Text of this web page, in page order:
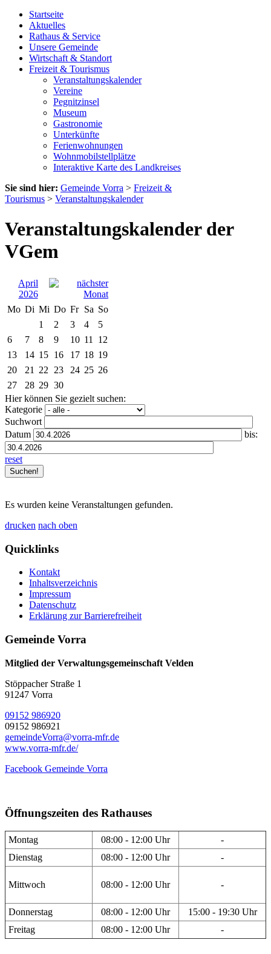
Startseite
Aktuelles
Rathaus & Service
Unsere Gemeinde
Wirtschaft & Standort
Freizeit & Tourismus
Veranstaltungskalender
Vereine
Pegnitzinsel
Museum
Gastronomie
Unterkünfte
Ferienwohnungen
Wohnmobilstellplätze
Interaktive Karte des Landkreises
Sie sind hier: Gemeinde Vorra > Freizeit &
Tourismus > Veranstaltungskalender
Veranstaltungskalender der
VGem
April
2026
Mo Di Mi Do Fr Sa So
1
2 3 4
5
6
7 8 9 10 11
12
13
14 15 16 17 18 19
20
21 22 23 24 25 26
27
28 29 30
Hier können Sie gezielt suchen:
Kategorie
Suchwort
Datum
bis:
reset
Es wurden keine Veranstaltungen gefunden.
drucken nach oben
Quicklinks
Kontakt
Inhaltsverzeichnis
Impressum
Datenschutz
Erklärung zur Barrierefreiheit
Gemeinde Vorra
Mitglied der Verwaltungsgemeinschaft Velden
Stöppacher Straße 1
91247 Vorra
09152 986920
09152 986921
gemeindeVorra@vorra-mfr.de
www.vorra-mfr.de/
Facebook Gemeinde Vorra
Öffnungszeiten des Rathauses
Montag 08:00 - 12:00 Uhr
-
Dienstag
08:00 - 12:00 Uhr -
Mittwoch 08:00 - 12:00 Uhr -
Donnerstag 08:00 - 12:00 Uhr
15:00 - 19:30 Uhr
Freitag
08:00 - 12:00 Uhr -